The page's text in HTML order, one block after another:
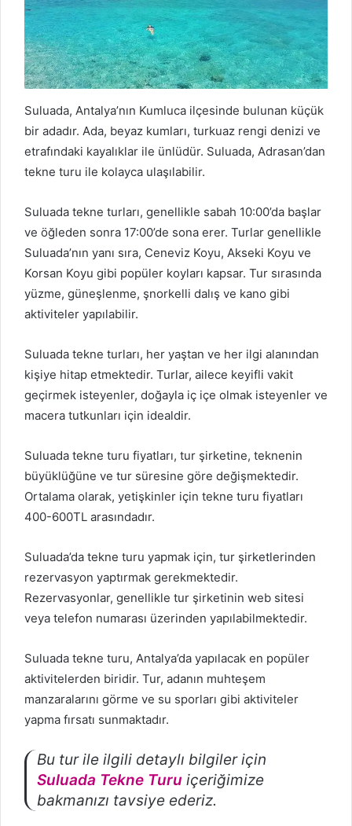
Suluada, Antalya’nın Kumluca ilçesinde bulunan küçük
bir adadır. Ada, beyaz kumları, turkuaz rengi denizi ve
etrafındaki kayalıklar ile ünlüdür. Suluada, Adrasan’dan
tekne turu ile kolayca ulaşılabilir.
Suluada tekne turları, genellikle sabah 10:00’da başlar
ve öğleden sonra 17:00’de sona erer. Turlar genellikle
Suluada’nın yanı sıra, Ceneviz Koyu, Akseki Koyu ve
Korsan Koyu gibi popüler koyları kapsar. Tur sırasında
yüzme, güneşlenme, şnorkelli dalış ve kano gibi
aktiviteler yapılabilir.
Suluada tekne turları, her yaştan ve her ilgi alanından
kişiye hitap etmektedir. Turlar, ailece keyifli vakit
geçirmek isteyenler, doğayla iç içe olmak isteyenler ve
macera tutkunları için idealdir.
Suluada tekne turu fiyatları, tur şirketine, teknenin
büyüklüğüne ve tur süresine göre değişmektedir.
Ortalama olarak, yetişkinler için tekne turu fiyatları
400-600TL arasındadır.
Suluada’da tekne turu yapmak için, tur şirketlerinden
rezervasyon yaptırmak gerekmektedir.
Rezervasyonlar, genellikle tur şirketinin web sitesi
veya telefon numarası üzerinden yapılabilmektedir.
Suluada tekne turu, Antalya’da yapılacak en popüler
aktivitelerden biridir. Tur, adanın muhteşem
manzaralarını görme ve su sporları gibi aktiviteler
yapma fırsatı sunmaktadır.
Bu tur ile ilgili detaylı bilgiler için
Suluada Tekne Turu içeriğimize
bakmanızı tavsiye ederiz.